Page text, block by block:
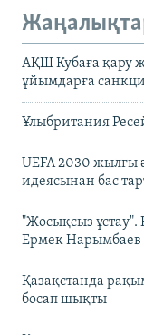
АҚШ Кубаға қару
ұйымдарға
Ұлыбритания
UEFA 2030 жылғы
идеясынан бас
"Жосықсыз
Ермек
Қазақстанда
босап шықты